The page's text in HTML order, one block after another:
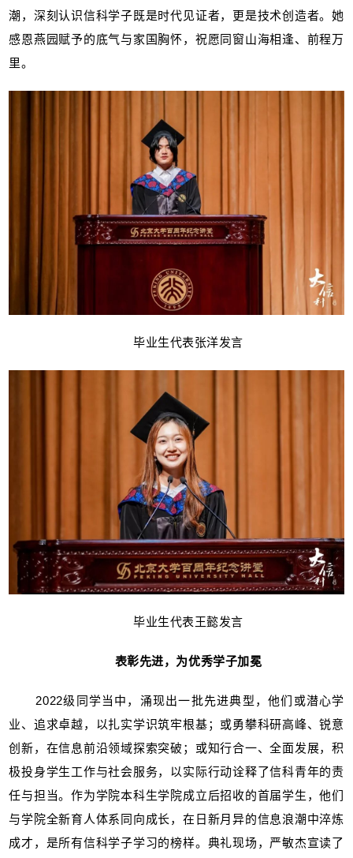
潮，深刻认识信科学子既是时代见证者，更是技术创造者。她
感恩燕园赋予的底气与家国胸怀，祝愿同窗山海相逢、前程万
里。
毕业生代表张洋发言
毕业生代表王懿发言
表彰先进，为优秀学子加冕
2022级同学当中，涌现出一批先进典型，他们或潜心学
业、追求卓越，以扎实学识筑牢根基；或勇攀科研高峰、锐意
创新，在信息前沿领域探索突破；或知行合一、全面发展，积
极投身学生工作与社会服务，以实际行动诠释了信科青年的责
任与担当。作为学院本科生学院成立后招收的首届学生，他们
与学院全新育人体系同向成长，在日新月异的信息浪潮中淬炼
成才，是所有信科学子学习的榜样。典礼现场，严敏杰宣读了